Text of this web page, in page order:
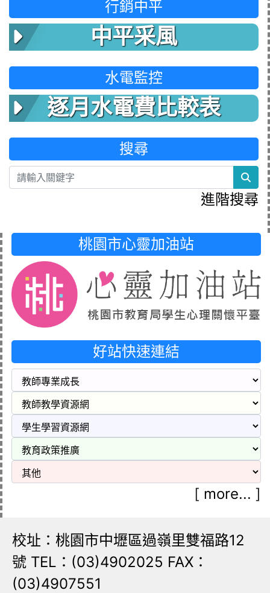
行銷中平
中平采風
水電監控
逐月水電費比較表
搜尋
進階搜尋
桃園市心靈加油站
好站快速連結
[ more... ]
校址：桃園市中壢區過嶺里雙福路12
號 TEL：(03)4902025 FAX：
(03)4907551